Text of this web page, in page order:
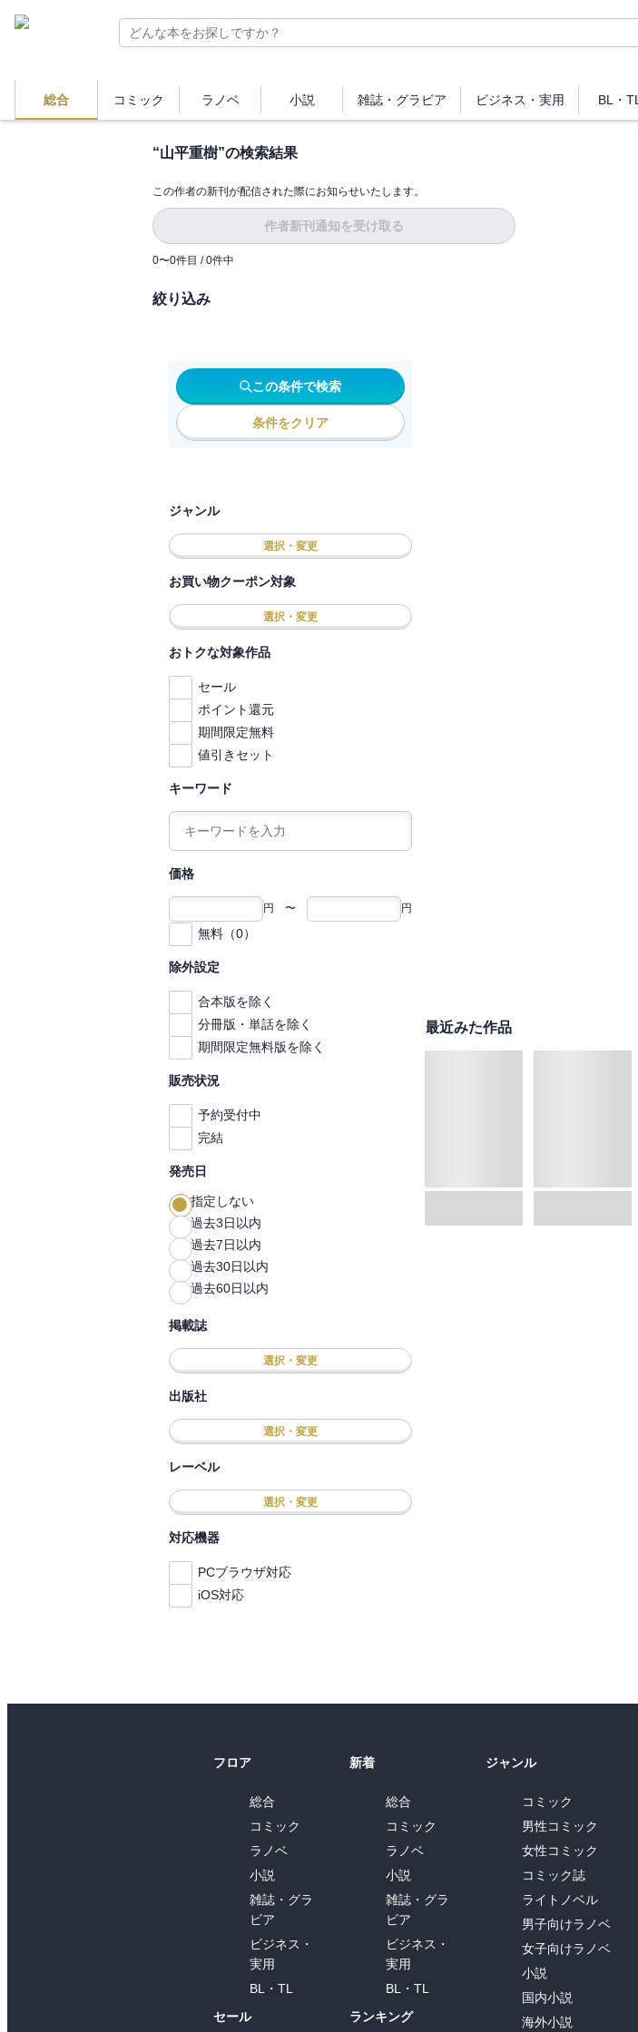
総合 コミック ラノベ 小説 雑誌・ グラビア ビジネス ・実用 BL・TL
“山平重樹”の検索結果
この作者の新刊が配信された際にお知らせいたします。
作者新刊通知を受け取る
0〜0件目 / 0件中
絞り込み
この条件で検索
条件をクリア
ジャンル
選択・変更
お買い物クーポン対象
選択・変更
おトクな対象作品
セール
ポイント還元
期間限定無料
値引きセット
キーワード
価格
円 〜 円
無料（0）
除外設定
合本版を除く
分冊版・単話を除く
期間限定無料版を除く
販売状況
予約受付中
完結
発売日
指定しない
過去3日以内
過去7日以内
過去30日以内
過去60日以内
掲載誌
選択・変更
出版社
選択・変更
レーベル
選択・変更
対応機器
PCブラウザ対応
iOS対応
最近みた作品
フロア
総合
コミック
ラノベ
小説
雑誌・グラ
ビア
ビジネス・
実用
BL・TL
セール
新着
総合
コミック
ラノベ
小説
雑誌・グラ
ビア
ビジネス・
実用
BL・TL
ランキング
ジャンル
コミック
男性コミック
女性コミック
コミック誌
ライトノベル
男子向けラノベ
女子向けラノベ
小説
国内小説
海外小説